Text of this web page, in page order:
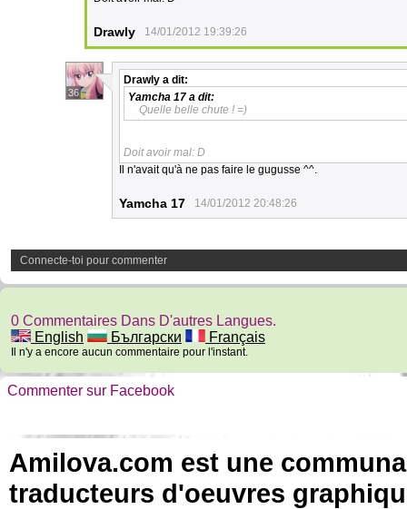
Drawly 14/01/2012 19:39:26
36
Drawly a dit:
Yamcha 17 a dit:
Quelle belle chute ! =)
Doit avoir mal: D
Il n'avait qu'à ne pas faire le gugusse ^^.
Yamcha 17 14/01/2012 20:48:26
Connecte-toi pour commenter
0 Commentaires Dans D'autres Langues.
English
Български Français
Il n'y a encore aucun commentaire pour l'instant.
Commenter sur Facebook
Amilova.com est une
traducteurs d'oeuvres